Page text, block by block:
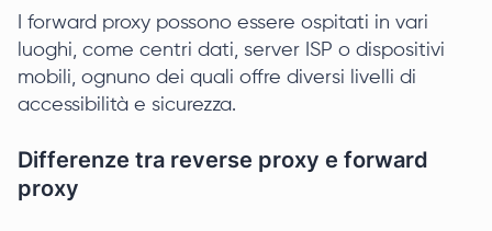
I forward proxy possono essere ospitati in vari
luoghi, come centri dati, server ISP o dispositivi
mobili, ognuno dei quali offre diversi livelli di
accessibilità e sicurezza.
Differenze tra reverse proxy e forward
proxy